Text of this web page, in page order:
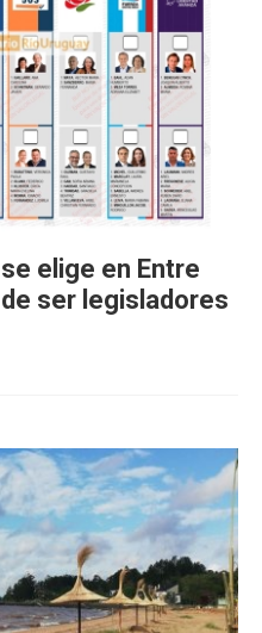
elige en Entre
ser legisladores